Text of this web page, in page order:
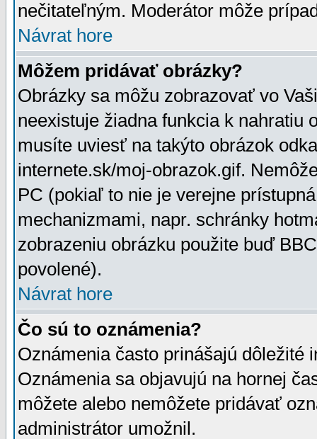
nečitateľným. Moderátor môže
Návrat hore
Môžem pridávať obrázky?
Obrázky sa môžu zobrazovať vo
neexistuje žiadna funkcia k nahratiu
musíte uviesť na takýto obrázok
internete.sk/moj-obrazok.gif.
PC (pokiaľ to nie je verejne
mechanizmami, napr. schránky
zobrazeniu obrázku použite buď
povolené).
Návrat hore
Čo sú to oznámenia?
Oznámenia často prinášajú dôležité
Oznámenia sa objavujú na hornej
môžete alebo nemôžete pridávať
administrátor umožnil.